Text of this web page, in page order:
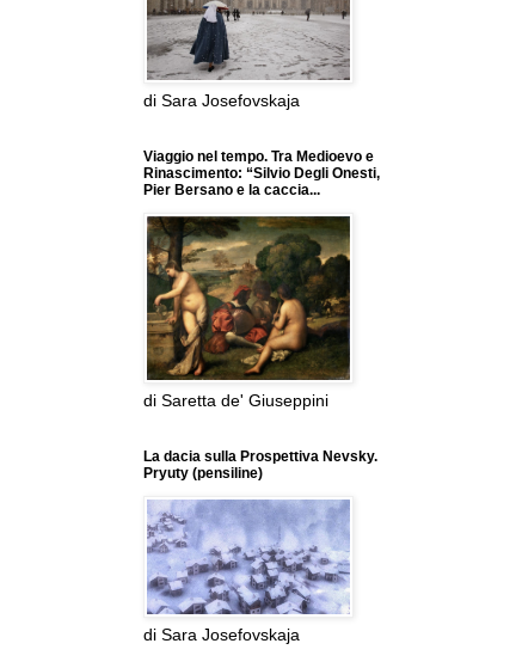
di Sara Josefovskaja
Viaggio nel tempo. Tra Medioevo e
Rinascimento: “Silvio Degli Onesti,
Pier Bersano e la caccia...
di Saretta de' Giuseppini
La dacia sulla Prospettiva Nevsky.
Pryuty (pensiline)
di Sara Josefovskaja